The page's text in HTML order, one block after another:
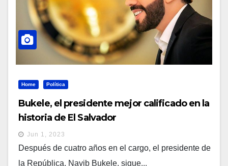
Home Política
Bukele, el presidente mejor calificado en la
historia de El Salvador
Jun 1, 2023
Después de cuatro años en el cargo, el presidente de
la República, Nayib Bukele, sigue...